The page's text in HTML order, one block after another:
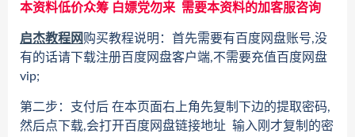
本资料低价众筹 白嫖党勿来 需要本资料的加客服咨询
启杰教程网购买教程说明：首先需要有百度网盘账号,没
有的话请下载注册百度网盘客户端,不需要充值百度网盘
vip;
第二步：支付后 在本页面右上角先复制下边的提取密码,
然后点下载,会打开百度网盘链接地址 输入刚才复制的密